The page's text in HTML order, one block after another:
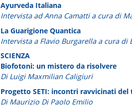
Ayurveda Italiana
Intervista ad Anna Camatti a cura di
La Guarigione Quantica
Intervista a Flavio Burgarella a cura di
SCIENZA
Biofotoni: un mistero da risolvere
Di Luigi Maxmilian Caligiuri
Progetto SETI: incontri ravvicinati del
Di Maurizio Di Paolo Emilio